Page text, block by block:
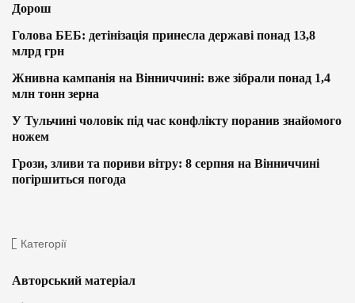
Дорош
Голова БЕБ: детінізація принесла державі понад 13,8
млрд грн
Жнивна кампанія на Вінниччині: вже зібрали понад 1,4
млн тонн зерна
У Тульчині чоловік під час конфлікту поранив знайомого
ножем
Грози, зливи та пориви вітру: 8 серпня на Вінниччині
погіршиться погода
Категорії
Авторський матеріал